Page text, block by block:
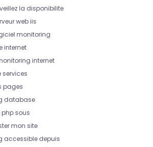
la disponibilite
web iis
monitoring
internet
internet
pages
database
php sous
mon site
accessible depuis